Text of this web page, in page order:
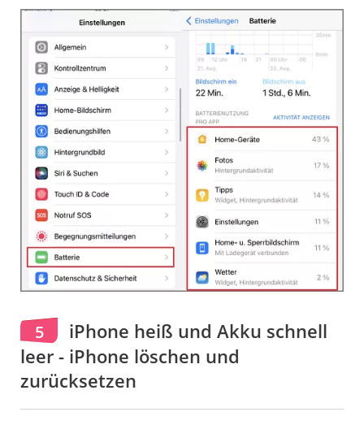
5
iPhone heiß und Akku schnell
leer - iPhone löschen und
zurücksetzen